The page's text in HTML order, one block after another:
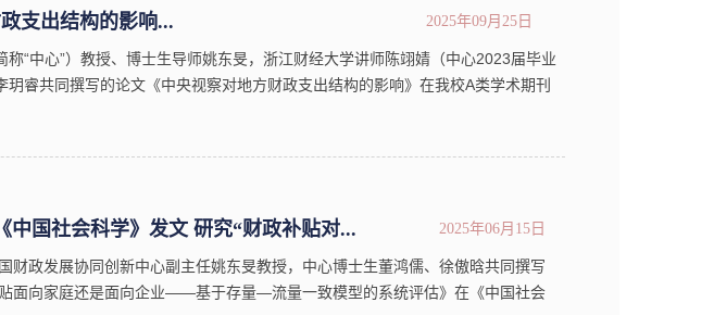
支出结构的影响... 2025年09月25日
“中心”）教授、博士生导师姚东旻，浙江财经大学讲师陈翊婧（中心2023届毕业
睿共同撰写的论文《中央视察对地方财政支出结构的影响》在我校A类学术期刊
中国社会科学》发文 研究“财政补贴对... 2025年06月15日
财政发展协同创新中心副主任姚东旻教授，中心博士生董鸿儒、徐傲晗共同撰写
面向家庭还是面向企业——基于存量—流量一致模型的系统评估》在《中国社会